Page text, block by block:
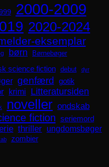
2000-2009
2020-2024
eksemplar
børn Børnebøger
science fiction debut dyr
genfærd
gotik
krimi Litteratursiden
noveller ondskab
fiction seriemord
thriller ungdomsbøger
zombier